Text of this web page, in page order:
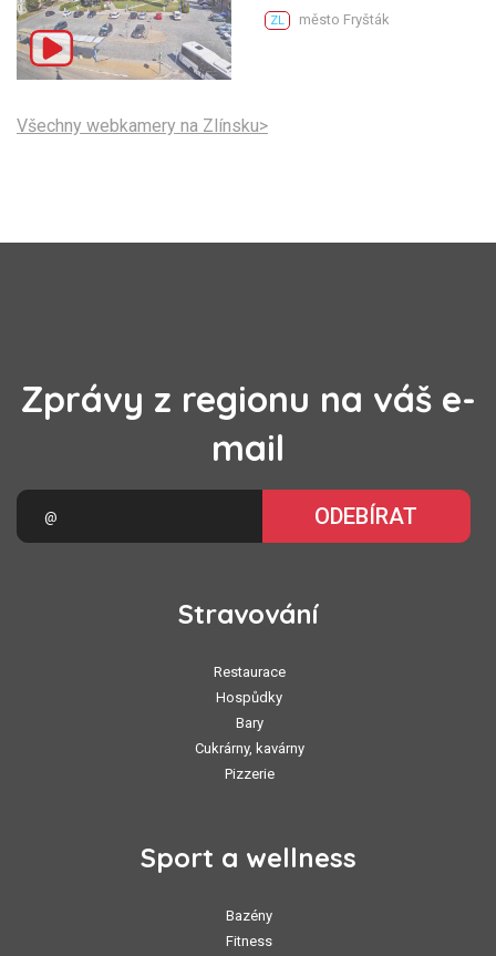
ZL město Fryšták
Všechny webkamery na Zlínsku>
Zprávy z regionu na váš e-
mail
ODEBÍRAT
Stravování
Restaurace
Hospůdky
Bary
Cukrárny, kavárny
Pizzerie
Sport a wellness
Bazény
Fitness